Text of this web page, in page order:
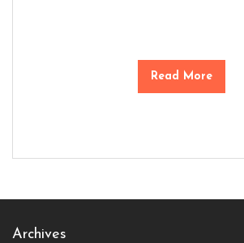
Read More
Archives